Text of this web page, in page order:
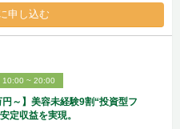
申し込む
10:00 ~ 20:00
円～】美容未経験9割“投資型フ
定収益を実現。